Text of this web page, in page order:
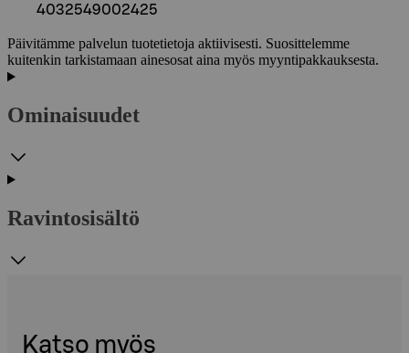
4032549002425
Päivitämme palvelun tuotetietoja aktiivisesti. Suosittelemme
kuitenkin tarkistamaan ainesosat aina myös myyntipakkauksesta.
Ominaisuudet
Ravintosisältö
Katso myös